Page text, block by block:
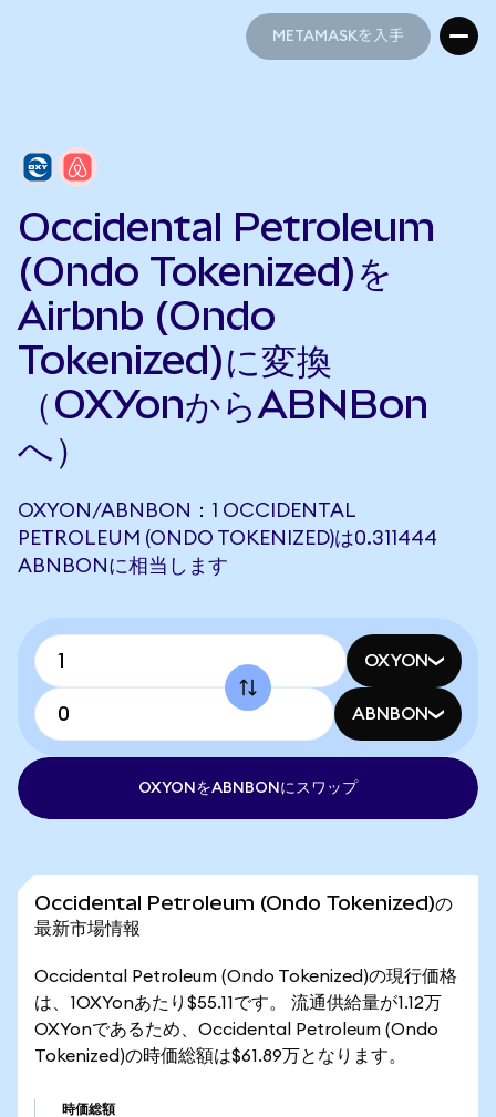
METAMASKを入手
Occidental Petroleum
(Ondo Tokenized)を
Airbnb (Ondo
Tokenized)に変換
（OXYonからABNBon
へ）
OXYON/ABNBON：1 OCCIDENTAL
PETROLEUM (ONDO TOKENIZED)は0.311444
ABNBONに相当します
OXYON
ABNBON
OXYONをABNBONにスワップ
Occidental Petroleum (Ondo Tokenized)の
最新市場情報
Occidental Petroleum (Ondo Tokenized)の現行価格
は、1OXYonあたり$55.11です。 流通供給量が1.12万
OXYonであるため、Occidental Petroleum (Ondo
Tokenized)の時価総額は$61.89万となります。
時価総額